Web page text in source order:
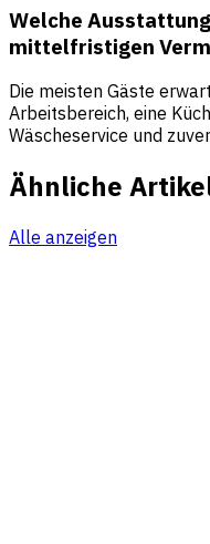
Welche
mittelfristigen
Die meisten Gäste
Arbeitsbereich, eine
Wäscheservice und
Ähnliche
Alle anzeigen